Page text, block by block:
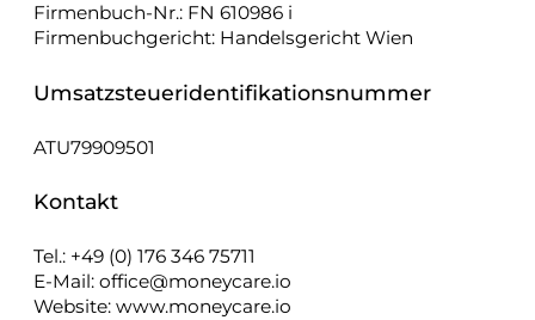
Firmenbuch-Nr.: FN 610986 i
Firmenbuchgericht: Handelsgericht Wien
Umsatzsteueridentifikationsnummer
ATU79909501
Kontakt
Tel.: +49 (0) 176 346 75711
E-Mail: office@moneycare.io
Website: www.moneycare.io